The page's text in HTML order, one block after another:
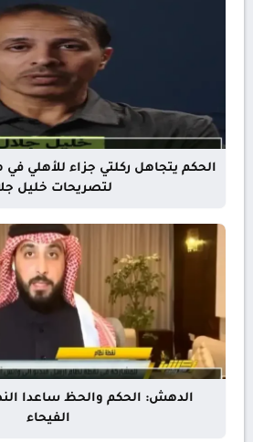
الحكم يتجاهل ركلتي جزاء للأهلي
لتصريحات خليل
الدهش: الحكم والحظ ساعدا
الفيحاء